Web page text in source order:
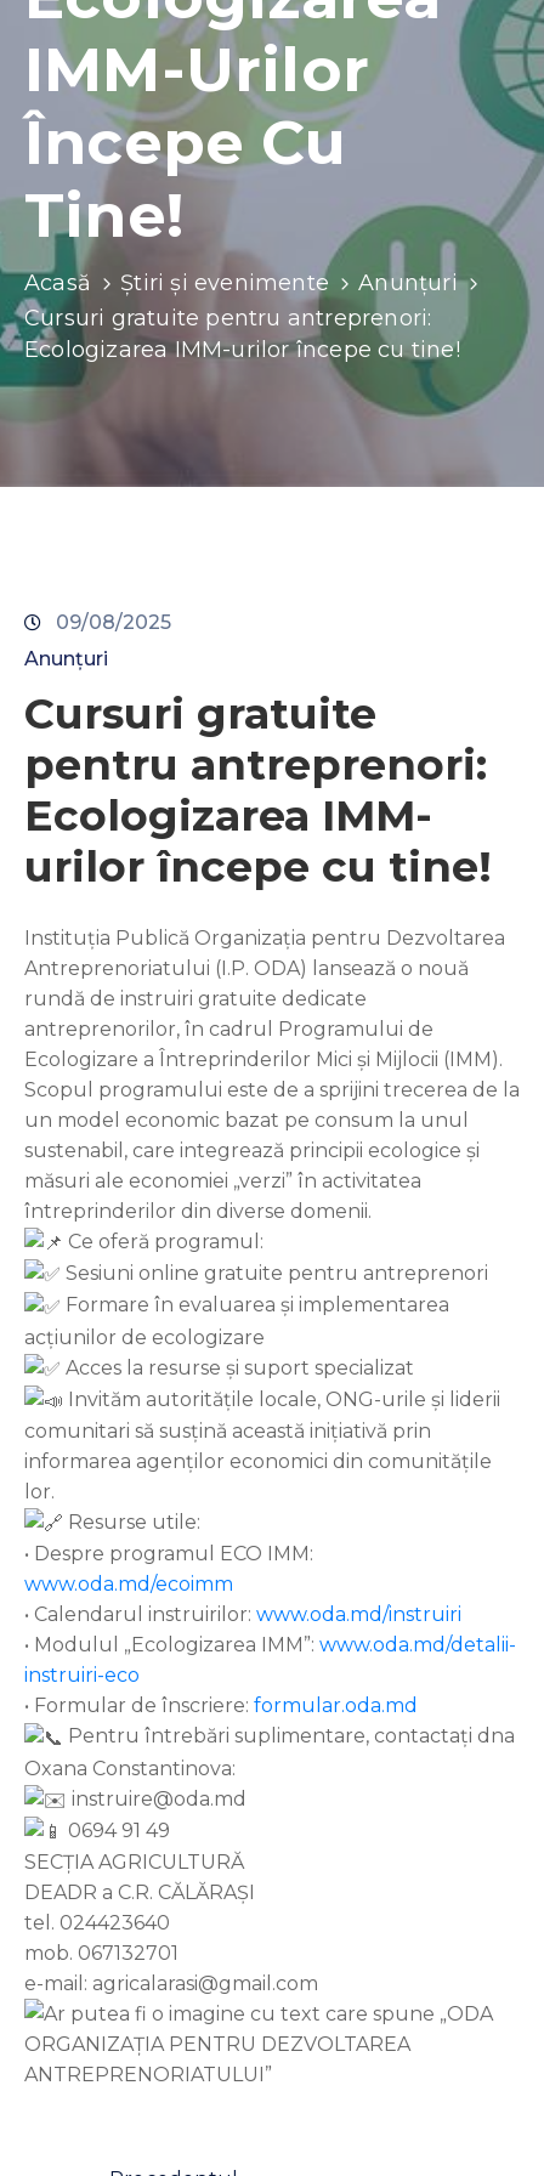
Contacte
IMM-Urilor
Începe Cu
Tine!
Acasă Știri și evenimente
Anunțuri
Cursuri gratuite pentru antreprenori:
Ecologizarea IMM-urilor începe cu tine!
09/08/2025
Anunțuri
Cursuri gratuite
pentru antreprenori:
Ecologizarea IMM-
urilor începe cu tine!
Instituția Publică Organizația pentru Dezvoltarea
Antreprenoriatului (I.P. ODA) lansează o nouă
rundă de instruiri gratuite dedicate
antreprenorilor, în cadrul Programului de
Ecologizare a Întreprinderilor Mici și Mijlocii (IMM).
Scopul programului este de a sprijini trecerea de la
un model economic bazat pe consum la unul
sustenabil, care integrează principii ecologice și
măsuri ale economiei „verzi” în activitatea
întreprinderilor din diverse domenii.
Ce oferă programul:
Sesiuni online gratuite pentru antreprenori
Formare în evaluarea și implementarea
acțiunilor de ecologizare
Acces la resurse și suport specializat
Invităm autoritățile locale, ONG-urile și liderii
comunitari să susțină această inițiativă prin
informarea agenților economici din comunitățile
lor.
Resurse utile:
• Despre programul ECO IMM:
www.oda.md/ecoimm
• Calendarul instruirilor: www.oda.md/instruiri
• Modulul „Ecologizarea IMM”: www.oda.md/detalii-
instruiri-eco
• Formular de înscriere: formular.oda.md
Pentru întrebări suplimentare, contactați dna
Oxana Constantinova:
instruire@oda.md
0694 91 49
SECȚIA AGRICULTURĂ
DEADR a C.R. CĂLĂRAȘI
tel. 024423640
mob. 067132701
e-mail: agricalarasi@gmail.com